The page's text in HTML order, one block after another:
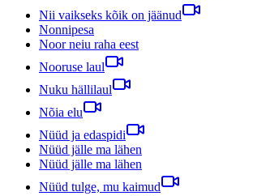
Nii vaikseks kõik on jäänud
Nonnipesa
Noor neiu raha eest
Nooruse laul
Nuku hällilaul
Nõia elu
Nüüd ja edaspidi
Nüüd jälle ma lähen
Nüüd jälle ma lähen
Nüüd tulge, mu kaimud